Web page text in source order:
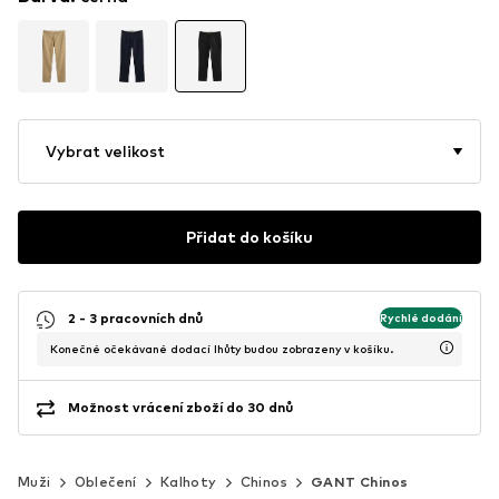
Vybrat velikost
Přidat do košíku
2 - 3 pracovních dnů Rychlé dodání
Konečné očekávané dodací lhůty budou zobrazeny v košíku.
Možnost vrácení zboží do 30 dnů
Muži Oblečení Kalhoty Chinos GANT Chinos